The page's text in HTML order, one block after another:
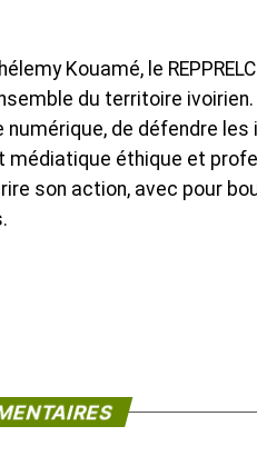
Kouamé, le
du territoire
de défendre
éthique et
son action, avec pour